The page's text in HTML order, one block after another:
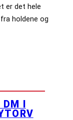
er det hele
holdene og
I